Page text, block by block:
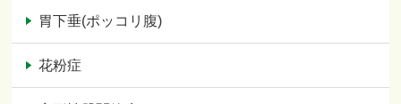
胃下垂(ポッコリ腹)
花粉症